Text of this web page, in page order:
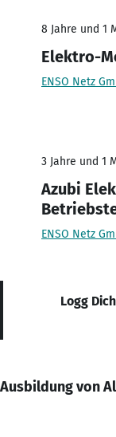
8 Jahre und 1
Elektro-
ENSO Netz
3 Jahre und 1
Azubi
ENSO Netz
Logg
Ausbildung von